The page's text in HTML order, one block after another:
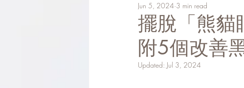
擺脫「熊貓
附5個改善
Jun 5, 2024 3 min read
Updated: Jul 3, 2024